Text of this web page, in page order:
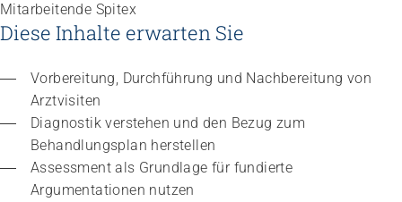
Mitarbeitende Spitex
Diese Inhalte erwarten Sie
Vorbereitung, Durchführung und Nachbereitung von
Arztvisiten
Diagnostik verstehen und den Bezug zum
Behandlungsplan herstellen
Assessment als Grundlage für fundierte
Argumentationen nutzen